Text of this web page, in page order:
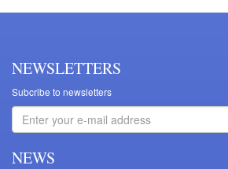
NEWSLETTERS
Subcribe to newsletters
NEWS